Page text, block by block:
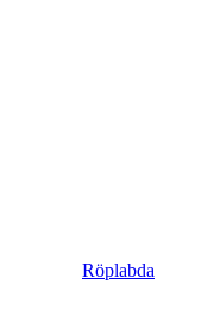
Röplabda